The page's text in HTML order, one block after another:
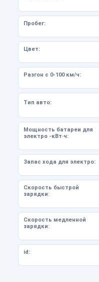
Пробег:
Цвет:
Разгон с 0-100 км/ч:
Тип авто:
Мощность батареи для
электро -кВт·ч:
Запас хода для электро:
Скорость быстрой
зарядки:
Скорость медленной
зарядки:
id: